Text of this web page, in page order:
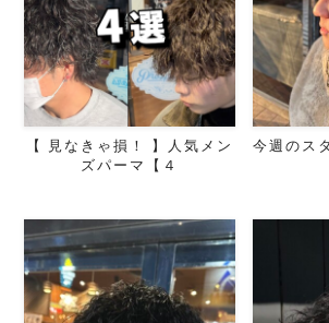
【 見なきゃ損！ 】人気メン
ズパーマ【４
今週のス